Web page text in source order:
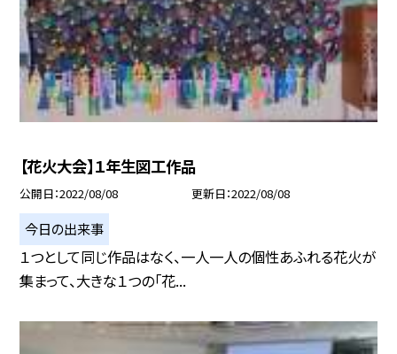
【花火大会】１年生図工作品
公開日 2022/08/08 更新日 2022/08/08
今日の出来事
１つとして同じ作品はなく、一人一人の個性あふれる花火が
集まって、大きな１つの「花...